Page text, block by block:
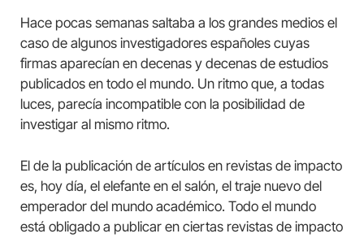
Hace pocas semanas saltaba a los grandes medios el
caso de algunos investigadores españoles cuyas
firmas aparecían en decenas y decenas de estudios
publicados en todo el mundo. Un ritmo que, a todas
luces, parecía incompatible con la posibilidad de
investigar al mismo ritmo.
El de la publicación de artículos en revistas de impacto
es, hoy día, el elefante en el salón, el traje nuevo del
emperador del mundo académico. Todo el mundo
está obligado a publicar en ciertas revistas de impacto